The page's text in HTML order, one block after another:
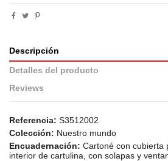
Descripción
Detalles del producto
Reviews
Referencia: S3512002
Colección: Nuestro mundo
Encuadernación: Cartoné con cubierta
interior de cartulina, con solapas y